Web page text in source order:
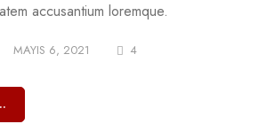
accusantium loremque.
MAYIS 6, 2021 4